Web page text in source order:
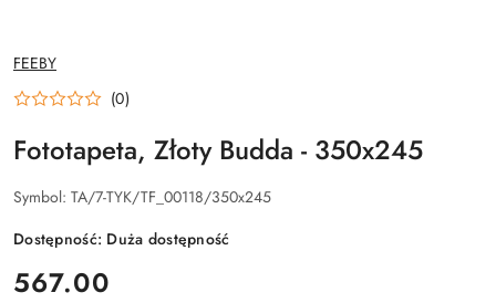
NAZWA
PRODUCENTA:
FEEBY
(0)
Fototapeta, Złoty Budda - 350x245
Symbol: TA/7-TYK/TF_00118/350x245
Dostępność: Duża dostępność
cena:
567.00